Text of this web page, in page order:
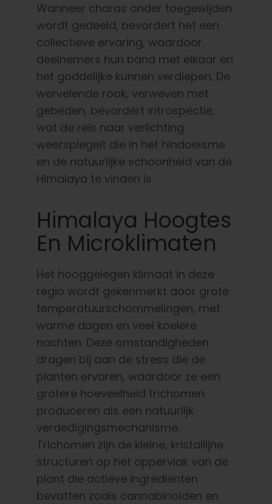
Wanneer charas onder toegewijden
wordt gedeeld, bevordert het een
collectieve ervaring, waardoor
deelnemers hun band met elkaar en
het goddelijke kunnen verdiepen. De
wervelende rook, verweven met
gebeden, bevordert introspectie,
wat de reis naar verlichting
weerspiegelt die in het hindoeïsme
en de natuurlijke schoonheid van de
Himalaya te vinden is.
Himalaya Hoogtes
En Microklimaten
Het hooggelegen klimaat in deze
regio wordt gekenmerkt door grote
temperatuurschommelingen, met
warme dagen en veel koelere
nachten. Deze omstandigheden
dragen bij aan de stress die de
planten ervaren, waardoor ze een
grotere hoeveelheid trichomen
produceren als een natuurlijk
verdedigingsmechanisme.
Trichomen zijn de kleine, kristallijne
structuren op het oppervlak van de
plant die actieve ingrediënten
bevatten zoals cannabinoïden en